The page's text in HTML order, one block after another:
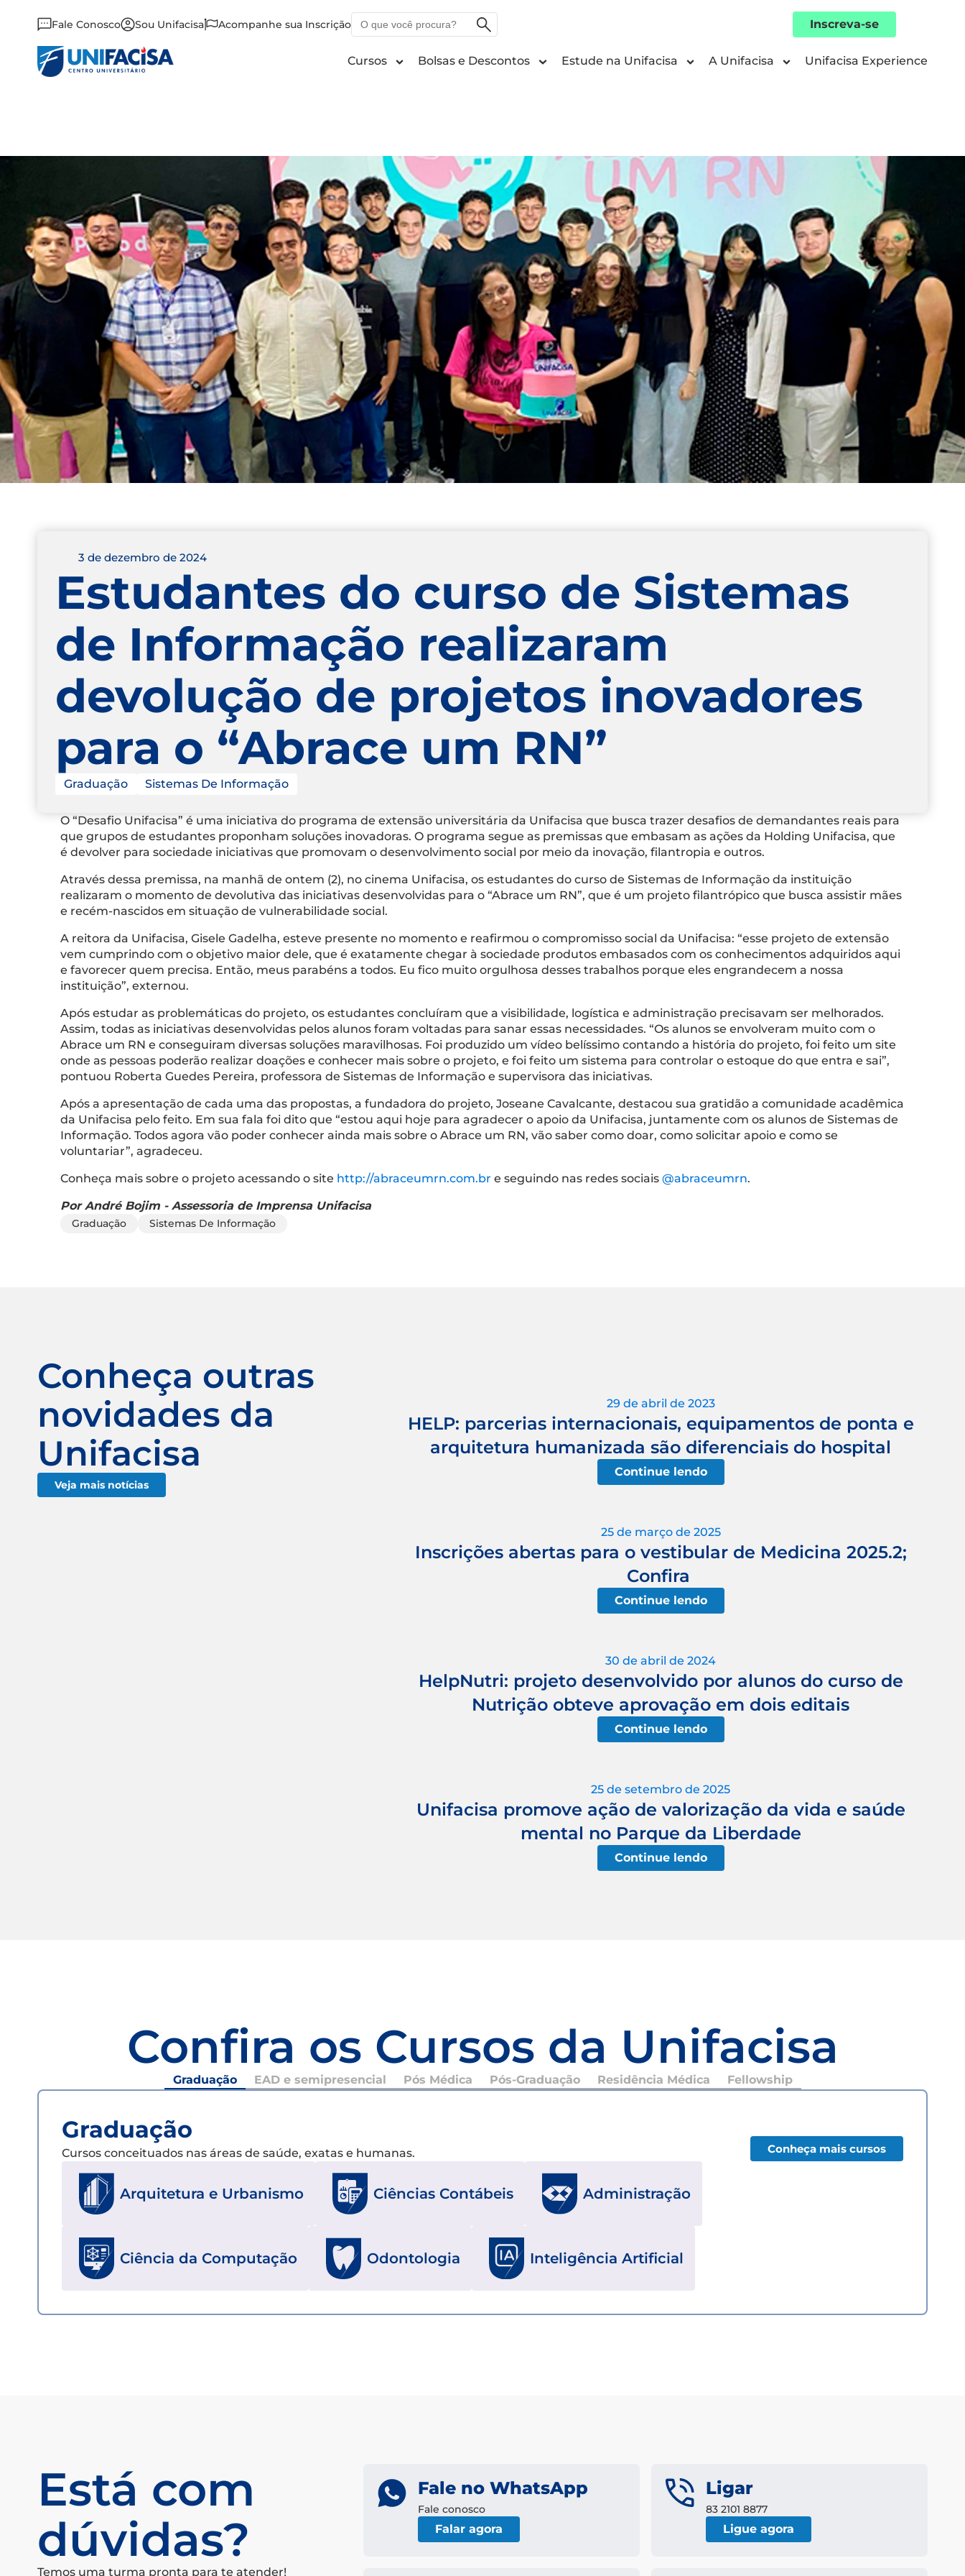
Fale Conosco Sou Unifacisa Acompanhe sua Inscrição
que
procura?
Inscreva-se
Cursos Bolsas e Descontos Estude na Unifacisa A Unifacisa Unifacisa Experience
3 de dezembro de 2024
Estudantes do curso de Sistemas
de Informação realizaram
devolução de projetos inovadores
para o “Abrace um RN”
Graduação Sistemas De Informação
O “Desafio Unifacisa” é uma iniciativa do programa de extensão universitária da Unifacisa que busca trazer desafios de demandantes reais para
que grupos de estudantes proponham soluções inovadoras. O programa segue as premissas que embasam as ações da Holding Unifacisa, que
é devolver para sociedade iniciativas que promovam o desenvolvimento social por meio da inovação, filantropia e outros.
Através dessa premissa, na manhã de ontem (2), no cinema Unifacisa, os estudantes do curso de Sistemas de Informação da instituição
realizaram o momento de devolutiva das iniciativas desenvolvidas para o “Abrace um RN”, que é um projeto filantrópico que busca assistir mães
e recém-nascidos em situação de vulnerabilidade social.
A reitora da Unifacisa, Gisele Gadelha, esteve presente no momento e reafirmou o compromisso social da Unifacisa: “esse projeto de extensão
vem cumprindo com o objetivo maior dele, que é exatamente chegar à sociedade produtos embasados com os conhecimentos adquiridos aqui
e favorecer quem precisa. Então, meus parabéns a todos. Eu fico muito orgulhosa desses trabalhos porque eles engrandecem a nossa
instituição”, externou.
Após estudar as problemáticas do projeto, os estudantes concluíram que a visibilidade, logística e administração precisavam ser melhorados.
Assim, todas as iniciativas desenvolvidas pelos alunos foram voltadas para sanar essas necessidades. “Os alunos se envolveram muito com o
Abrace um RN e conseguiram diversas soluções maravilhosas. Foi produzido um vídeo belíssimo contando a história do projeto, foi feito um site
onde as pessoas poderão realizar doações e conhecer mais sobre o projeto, e foi feito um sistema para controlar o estoque do que entra e sai”,
pontuou Roberta Guedes Pereira, professora de Sistemas de Informação e supervisora das iniciativas.
Após a apresentação de cada uma das propostas, a fundadora do projeto, Joseane Cavalcante, destacou sua gratidão a comunidade acadêmica
da Unifacisa pelo feito. Em sua fala foi dito que “estou aqui hoje para agradecer o apoio da Unifacisa, juntamente com os alunos de Sistemas de
Informação. Todos agora vão poder conhecer ainda mais sobre o Abrace um RN, vão saber como doar, como solicitar apoio e como se
voluntariar”, agradeceu.
Conheça mais sobre o projeto acessando o site http://abraceumrn.com.br e seguindo nas redes sociais @abraceumrn.
Por André Bojim - Assessoria de Imprensa Unifacisa
Graduação Sistemas De Informação
Conheça outras
novidades da
Unifacisa
Veja mais notícias
29 de abril de 2023
HELP: parcerias internacionais, equipamentos de ponta e
arquitetura humanizada são diferenciais do hospital
Continue lendo
25 de março de 2025
Inscrições abertas para o vestibular de Medicina 2025.2;
Confira
Continue lendo
30 de abril de 2024
HelpNutri: projeto desenvolvido por alunos do curso de
Nutrição obteve aprovação em dois editais
Continue lendo
25 de setembro de 2025
Unifacisa promove ação de valorização da vida e saúde
mental no Parque da Liberdade
Continue lendo
Confira os Cursos da Unifacisa
Graduação EAD e semipresencial Pós Médica Pós-Graduação Residência Médica Fellowship
Graduação
Cursos conceituados nas áreas de saúde, exatas e humanas. Conheça mais cursos
Arquitetura e Urbanismo Ciências Contábeis Administração
Ciência da Computação Odontologia Inteligência Artificial
Está com
dúvidas?
Temos uma turma pronta para te atender!
Fale no WhatsApp
Fale conosco
Falar agora
Ligar
83 2101 8877
Ligue agora